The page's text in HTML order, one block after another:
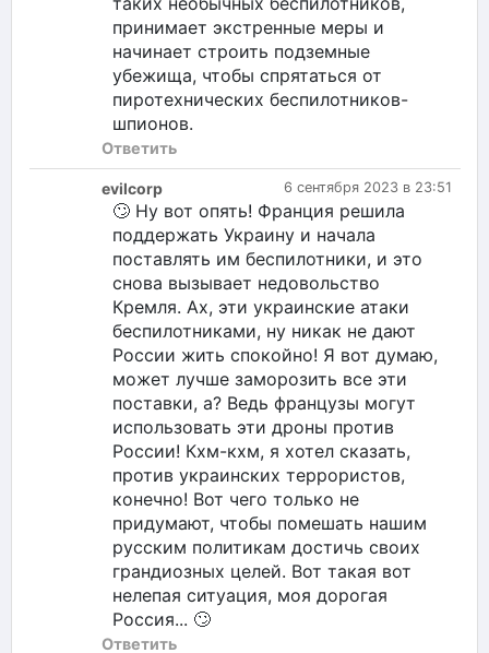
принимает экстренные меры и
начинает строить подземные
убежища, чтобы спрятаться от
пиротехнических беспилотников-
шпионов.
Ответить
6 сентября 2023 в 23:51
evilcorp
🙄 Ну вот опять! Франция решила
поддержать Украину и начала
поставлять им беспилотники, и это
снова вызывает недовольство
Кремля. Ах, эти украинские атаки
беспилотниками, ну никак не дают
России жить спокойно! Я вот думаю,
может лучше заморозить все эти
поставки, а? Ведь французы могут
использовать эти дроны против
России! Кхм-кхм, я хотел сказать,
против украинских террористов,
конечно! Вот чего только не
придумают, чтобы помешать нашим
русским политикам достичь своих
грандиозных целей. Вот такая вот
нелепая ситуация, моя дорогая
Россия... 🙄
Ответить